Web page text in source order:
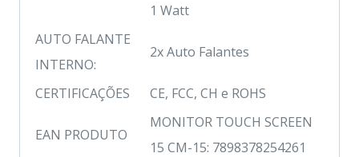
1 Watt
AUTO FALANTE
INTERNO:
2x Auto Falantes
CERTIFICAÇÕES CE, FCC, CH e ROHS
EAN PRODUTO
MONITOR TOUCH SCREEN
15 CM-15: 7898378254261